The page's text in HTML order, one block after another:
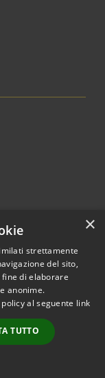
© 2026 • Comune di
• Powered by
•
Accesso
redazione
×
strettamente
del sito,
di elaborare
anonime.
al seguente link
TUTTO